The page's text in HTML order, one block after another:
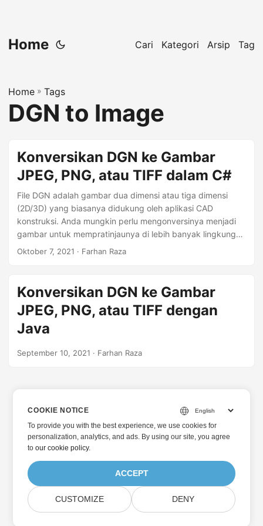
Home Cari Kategori Arsip Tag
Home » Tags
DGN to Image
Konversikan DGN ke Gambar
JPEG, PNG, atau TIFF dalam C#
File DGN adalah gambar dua dimensi atau tiga dimensi
(2D/3D) yang biasanya didukung oleh aplikasi CAD
konstruksi. Anda mungkin perlu mengonversinya menjadi
gambar untuk mempratinjaunya di lebih banyak lingkungan
sistem. Artikel ini mencakup konversi gambar DGN ke
Oktober 7, 2021 · Farhan Raza
Konversikan DGN ke Gambar
JPEG, PNG, atau TIFF dengan
Java
September 10, 2021 · Farhan Raza
COOKIE NOTICE
To provide you with the best experience, we use cookies for
personalization, analytics, and ads. By using our site, you agree
toour cookie policy.
ACCEPT
CUSTOMIZE DENY